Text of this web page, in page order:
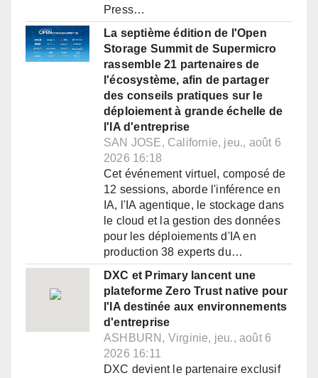
Press…
La septième édition de l'Open
Storage Summit de Supermicro
rassemble 21 partenaires de
l'écosystème, afin de partager
des conseils pratiques sur le
déploiement à grande échelle de
l'IA d'entreprise
SAN JOSE, Californie, jeu., août 6
2026 16:18
Cet événement virtuel, composé de
12 sessions, aborde l'inférence en
IA, l'IA agentique, le stockage dans
le cloud et la gestion des données
pour les déploiements d'IA en
production 38 experts du…
DXC et Primary lancent une
plateforme Zero Trust native pour
l'IA destinée aux environnements
d'entreprise
ASHBURN, Virginie, jeu., août 6
2026 16:11
DXC devient le partenaire exclusif